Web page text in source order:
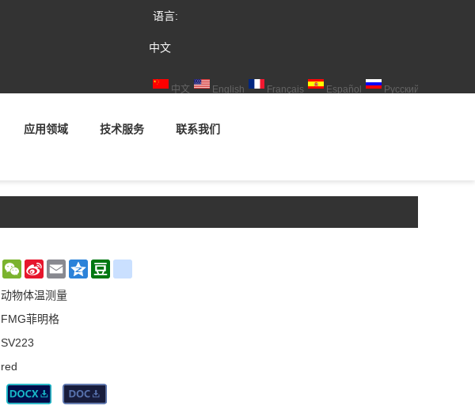
语言:
中文
中文 English Français Español Русский
应用领域 技术服务 联系我们
WeChat
Sina
Weibo
Email Qzone
动物体温测量
FMG菲明格
SV223
red